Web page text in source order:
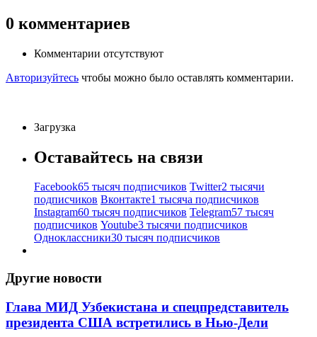
0 комментариев
Комментарии отсутствуют
Авторизуйтесь чтобы можно было оставлять комментарии.
Загрузка
Оставайтесь на связи
Facebook65 тысяч подписчиков Twitter2 тысячи
подписчиков Вконтакте1 тысяча подписчиков
Instagram60 тысяч подписчиков Telegram57 тысяч
подписчиков Youtube3 тысячи подписчиков
Одноклассники30 тысяч подписчиков
Другие новости
Глава МИД Узбекистана и спецпредставитель
президента США встретились в Нью-Дели